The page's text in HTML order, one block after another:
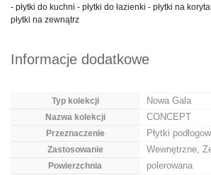
- płytki do kuchni - płytki do łazienki - płytki na
płytki na zewnątrz
Informacje dodatkowe
Typ kolekcji Nowa Gala
Nazwa kolekcji CONCEPT
Przeznaczenie Płytki
Zastosowanie Wewnętrzne,
Powierzchnia polerowana